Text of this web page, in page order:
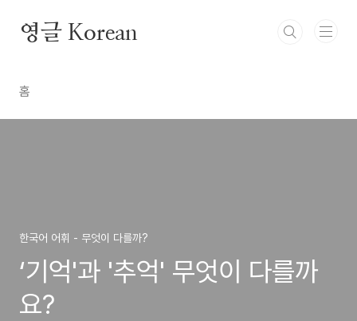
영글 Korean
홈
한국어 어휘 - 무엇이 다를까?
‘기억'과 '추억' 무엇이 다를까
요?